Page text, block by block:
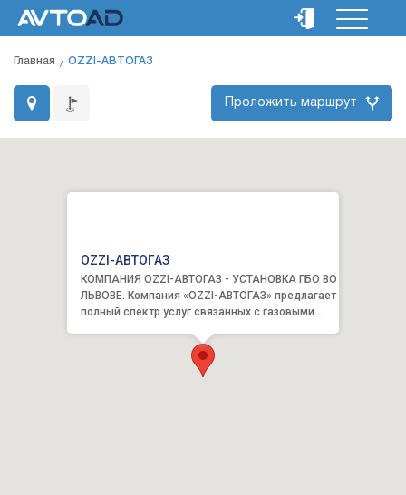
Главная OZZI-АВТОГАЗ
Проложить маршрут
OZZI-АВТОГАЗ
КОМПАНИЯ OZZI-АВТОГАЗ - УСТАНОВКА ГБО ВО
ЛЬВОВЕ. Компания «OZZI-АВТОГАЗ» предлагает
полный спектр услуг связанных с газовыми